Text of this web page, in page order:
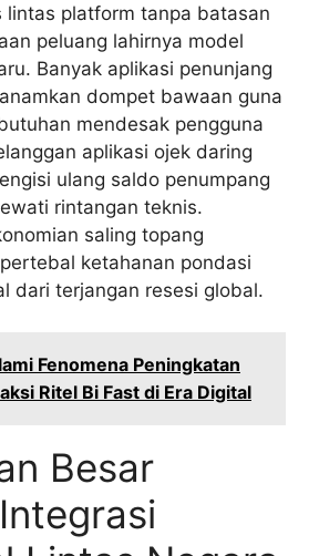
lintas platform tanpa batasan
peluang lahirnya model
Banyak aplikasi penunjang
dompet bawaan guna
mendesak pengguna
aplikasi ojek daring
ulang saldo penumpang
rintangan teknis.
saling topang
ketahanan pondasi
dari terjangan resesi global.
Fenomena Peningkatan
Ritel Bi Fast di Era Digital
Besar